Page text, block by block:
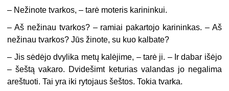
– Nežinote tvarkos, – tarė moteris karininkui.
– Aš nežinau tvarkos? – ramiai pakartojo karininkas. – Aš
nežinau tvarkos? Jūs žinote, su kuo kalbate?
– Jis sėdėjo dvylika metų kalėjime, – tarė ji. – Ir dabar išėjo
– šeštą vakaro. Dvidešimt keturias valandas jo negalima
areštuoti. Tai yra iki rytojaus šeštos. Tokia tvarka.